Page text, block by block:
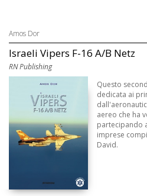
Amos Dor
Israeli Vipers F-16 A/B Netz
RN Publishing
Questo
dedicata ai
aereo che ha
partecipando
imprese
David.